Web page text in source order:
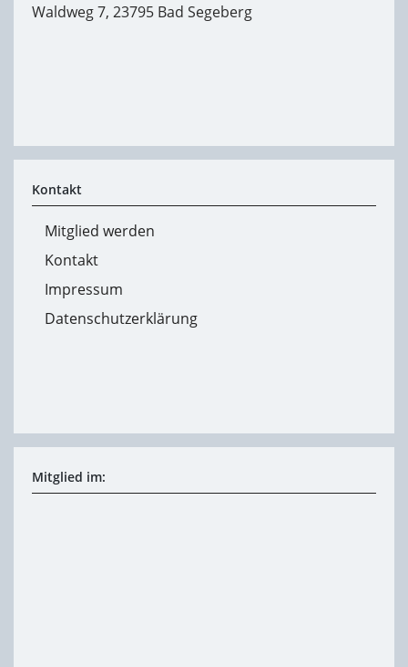
Waldweg 7, 23795 Bad Segeberg
Kontakt
Mitglied werden
Kontakt
Impressum
Datenschutzerklärung
Mitglied im: